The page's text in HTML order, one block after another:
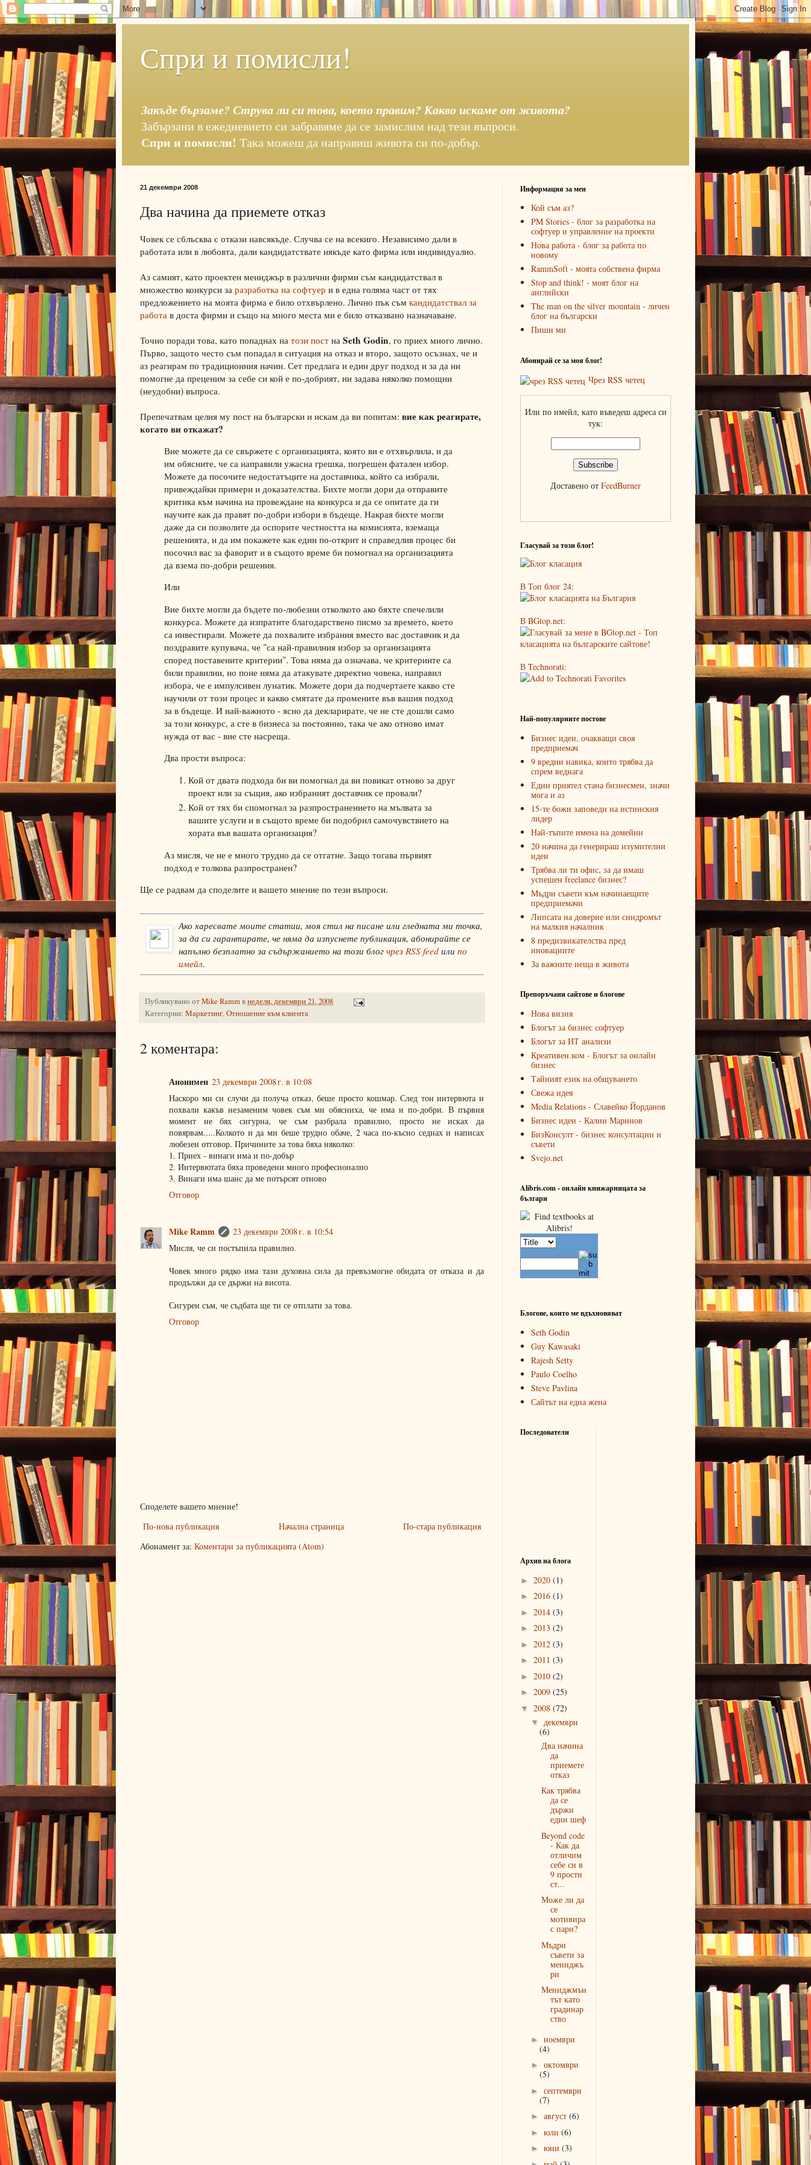
Спри и помисли!
Закъде бързаме? Струва ли си това, което правим? Какво искаме от живота?
Забързани в ежедневието си забравяме да се замислим над тези въпроси.
Спри и помисли! Така можеш да направиш живота си по-добър.
21 декември 2008
Два начина да приемете отказ
Човек се сблъсква с откази навсякъде. Случва се на всекиго. Независимо дали в
работата или в любовта, дали кандидатствате някъде като фирма или индивидуално.
Аз самият, като проектен мениджър в различни фирми съм кандидатствал в
множество конкурси за разработка на софтуер и в една голяма част от тях
предложението на моята фирма е било отхвърлено. Лично пък съм кандидатствал за
работа в доста фирми и също на много места ми е било отказвано назначаване.
Точно поради това, като попаднах на този пост на Seth Godin, го приех много лично.
Първо, защото често съм попадал в ситуация на отказ и второ, защото осъзнах, че и
аз реагирам по традиционния начин. Сет предлага и един друг подход и за да ни
помогне да преценим за себе си кой е по-добрият, ни задава няколко помощни
(неудобни) въпроса.
Препечатвам целия му пост на български и искам да ви попитам: вие как реагирате,
когато ви откажат?
Вие можете да се свържете с организацията, която ви е отхвърлила, и да
им обясните, че са направили ужасна грешка, погрешен фатален избор.
Можете да посочите недостатъците на доставчика, който са избрали,
привеждайки примери и доказателства. Бихте могли дори да отправите
критика към начина на провеждане на конкурса и да се опитате да ги
научите как да правят по-добри избори в бъдеще. Накрая бихте могли
даже да си позволите да оспорите честността на комисията, вземаща
решенията, и да им покажете как един по-открит и справедлив процес би
посочил вас за фаворит и в същото време би помогнал на организацията
да взема по-добри решения.
Или
Вие бихте могли да бъдете по-любезни отколкото ако бяхте спечелили
конкурса. Можете да изпратите благодарствено писмо за времето, което
са инвестирали. Можете да похвалите избрания вместо вас доставчик и да
поздравите купувача, че "са най-правилния избор за организацията
според поставените критерии". Това няма да означава, че критериите са
били правилни, но поне няма да атакувате директно човека, направил
избора, че е импулсивен лунатик. Можете дори да подчертаете какво сте
научили от този процес и какво смятате да промените във вашия подход
за в бъдеще. И най-важното - ясно да декларирате, че не сте дошли само
за този конкурс, а сте в бизнеса за постоянно, така че ако отново имат
нужда от вас - вие сте насреща.
Два прости въпроса:
Кой от двата подхода би ви помогнал да ви повикат отново за друг
проект или за същия, ако избраният доставчик се провали?
Кой от тях би спомогнал за разпространението на мълвата за
вашите услуги и в същото време би подобрил самочувствието на
хората във вашата организация?
Аз мисля, че не е много трудно да се отгатне. Защо тогава първият
подход е толкова разпространен?
Ще се радвам да споделите и вашето мнение по тези въпроси.
Ако харесвате моите статии, моя стил на писане или гледната ми точка,
за да си гарантирате, че няма да изпуснете публикация, абонирайте се
напълно безплатно за съдържанието на този блог чрез RSS feed или по
имейл.
Публикувано отMike Rammвнеделя, декември 21, 2008
Категории: Маркетинг,Отношение към клиента
2 коментара:
Анонимен 23 декември 2008 г. в 10:08
Наскоро ми си случи да получа отказ, беше просто кошмар. След тон интервюта и
похвали какъв незаменим човек съм ми обясниха, че има и по-добри. В първия
момент не бях сигурна, че съм разбрала правилно, просто не исках да
повярвам.....Колкото и да ми беше трудно обаче, 2 часа по-късно седнах и написах
любезен отговор. Причините за това бяха няколко:
1. Приех - винаги има и по-добър
2. Интервютата бяха проведени много професионално
3. Винаги има шанс да ме потърсят отново
Отговор
Mike Ramm
23 декември 2008 г. в 10:54
Мисля, че си постъпила правилно.
Човек много рядко има тази духовна сила да превъзмогне обидата от отказа и да
продължи да се държи на висота.
Сигурен съм, че съдбата ще ти се отплати за това.
Отговор
Споделете вашето мнение!
По-нова публикация
По-стара публикация
Начална страница
Абонамент за: Коментари за публикацията (Atom)
Информация за мен
Кой съм аз?
PM Stories - блог за разработка на
софтуер и управление на проекти
Нова работа - блог за работа по
новому
RammSoft - моята собствена фирма
Stop and think! - моят блог на
английски
The man on the silver mountain - личен
блог на български
Пиши ми
Абонирай се за моя блог!
Чрез RSS четец
Или по имейл, като въведеш адреса си
тук:
Доставено от FeedBurner
Гласувай за този блог!
В Топ блог 24:
В BGtop.net:
В Technorati:
Най-популярните постове
Бизнес идеи, очакващи своя
предприемач
9 вредни навика, които трябва да
спрем веднага
Един приятел стана бизнесмен, значи
мога и аз
15-те божи заповеди на истинския
лидер
Най-тъпите имена на домейни
20 начина да генерираш изумителни
идеи
Трябва ли ти офис, за да имаш
успешен freelance бизнес?
Мъдри съвети към начинаещите
предприемачи
Липсата на доверие или синдромът
на малкия началник
8 предизвикателства пред
иновациите
За важните неща в живота
Препоръчани сайтове и блогове
Нова визия
Блогът за бизнес софтуер
Блогът за ИТ анализи
Креативен.ком - Блогът за онлайн
бизнес
Тайният език на общуването
Свежа идея
Media Relations - Славейко Йорданов
Бизнес идеи - Калин Маринов
БизКонсулт - бизнес консултации и
съвети
Svejo.net
Alibris.com - онлайн книжарницата за
българи
Блогове, които ме вдъхновяват
Seth Godin
Guy Kawasaki
Rajesh Setty
Paulo Coelho
Steve Pavlina
Сайтът на една жена
Последователи
Архив на блога
► 2020 (1)
► 2016 (1)
► 2014 (3)
► 2013 (2)
► 2012 (3)
► 2011 (3)
► 2010 (2)
► 2009 (25)
▼ 2008 (72)
▼ декември
(6)
Два начина
да
приемете
отказ
Как трябва
да се
държи
един шеф
Beyond code
- Как да
отличим
себе си в
9 прости
ст...
Може ли да
се
мотивира
с пари?
Мъдри
съвети за
мениджъ
ри
Мениджмън
тът като
градинар
ство
► ноември
(4)
► октомври
(5)
► септември
(7)
► август (6)
► юли (6)
► юни (3)